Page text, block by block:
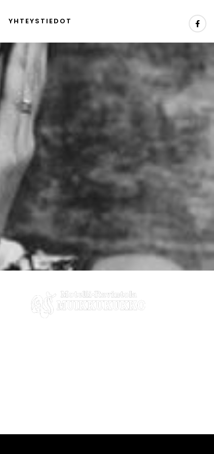
YHTEYSTIEDOT